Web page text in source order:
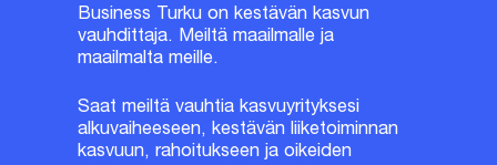
Business Turku on kestävän kasvun
vauhdittaja. Meiltä maailmalle ja
maailmalta meille.
Saat meiltä vauhtia kasvuyrityksesi
alkuvaiheeseen, kestävän liiketoiminnan
kasvuun, rahoitukseen ja oikeiden